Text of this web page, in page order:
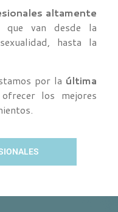
altamente
que van desde la
hasta la
por la última
los mejores